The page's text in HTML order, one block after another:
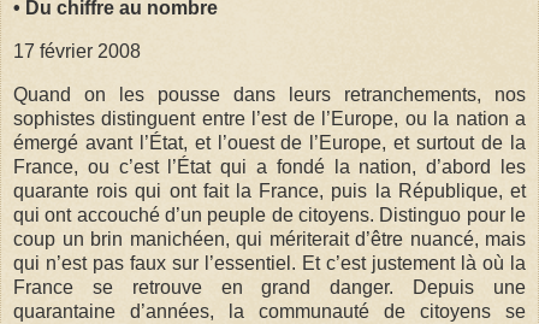
• Du chiffre au nombre
17 février 2008
Quand on les pousse dans leurs retranchements, nos
sophistes distinguent entre l’est de l’Europe, ou la nation a
émergé avant l’État, et l’ouest de l’Europe, et surtout de la
France, ou c’est l’État qui a fondé la nation, d’abord les
quarante rois qui ont fait la France, puis la République, et
qui ont accouché d’un peuple de citoyens. Distinguo pour le
coup un brin manichéen, qui mériterait d’être nuancé, mais
qui n’est pas faux sur l’essentiel. Et c’est justement là où la
France se retrouve en grand danger. Depuis une
quarantaine d’années, la communauté de citoyens se